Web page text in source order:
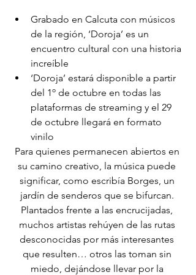
Grabado en Calcuta con músicos
de la región, ‘Doroja’ es un
encuentro cultural con una historia
increíble
‘Doroja’ estará disponible a partir
del 1º de octubre en todas las
plataformas de streaming y el 29
de octubre llegará en formato
vinilo
Para quienes permanecen abiertos en
su camino creativo, la música puede
significar, como escribía Borges, un
jardín de senderos que se bifurcan.
Plantados frente a las encrucijadas,
muchos artistas rehúyen de las rutas
desconocidas por más interesantes
que resulten… otros las toman sin
miedo, dejándose llevar por la